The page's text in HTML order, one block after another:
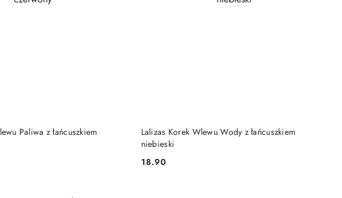
Paliwa z łańcuszkiem
DO KOSZYKA
Lalizas Korek Wlewu Wody z łańcuszkiem
niebieski
Cena:
18.90
DO KOSZYKA